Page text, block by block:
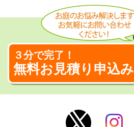
３分で完了！
無料お見積り申込み